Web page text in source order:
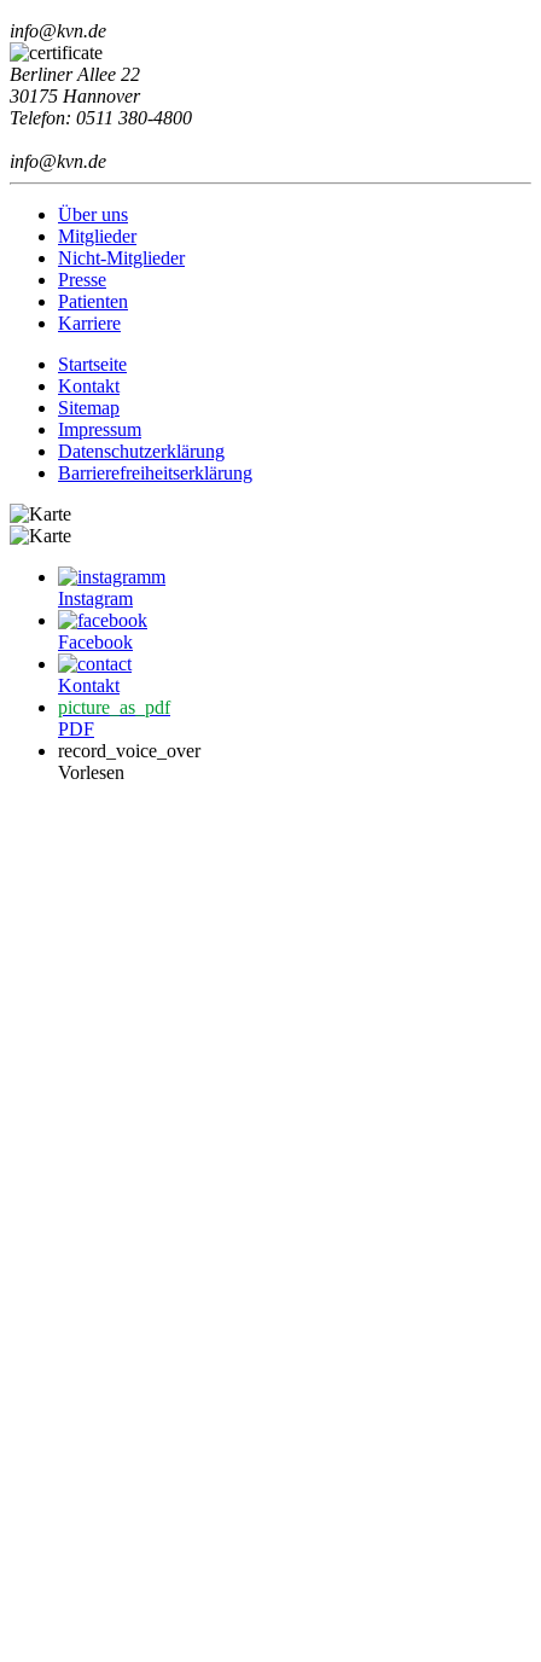
info@kvn.de
Berliner Allee 22
30175 Hannover
Telefon: 0511 380-4800
info@kvn.de
Über uns
Mitglieder
Nicht-Mitglieder
Presse
Patienten
Karriere
Startseite
Kontakt
Sitemap
Impressum
Datenschutzerklärung
Barrierefreiheitserklärung
Instagram
Facebook
Kontakt
picture_as_pdf
PDF
record_voice_over
Vorlesen